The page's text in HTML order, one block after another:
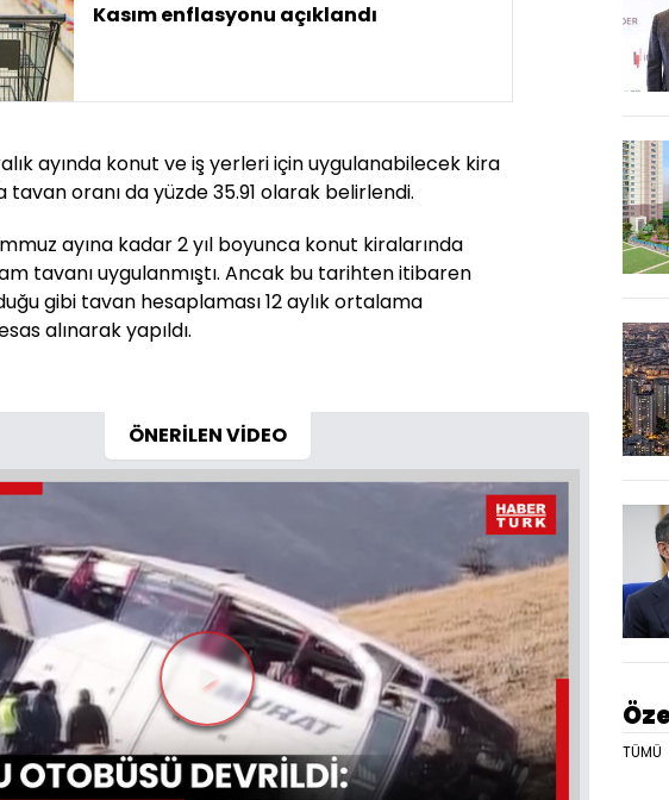
Kasım enflasyonu açıklandı
ayında konut ve iş yerleri için uygulanabilecek kira
tavan oranı da yüzde 35.91 olarak belirlendi.
ayına kadar 2 yıl boyunca konut kiralarında
tavanı uygulanmıştı. Ancak bu tarihten itibaren
gibi tavan hesaplaması 12 aylık ortalama
alınarak yapıldı.
ÖNERİLEN VİDEO
Videoyu
Oynat
TÜMÜ